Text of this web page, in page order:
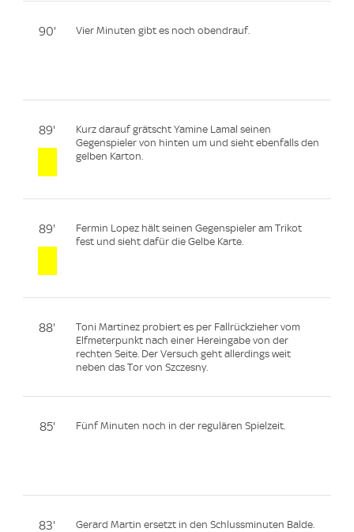
90' Vier Minuten gibt es noch obendrauf.
89'
Kurz darauf grätscht Yamine Lamal seinen
Gegenspieler von hinten um und sieht ebenfalls den
gelben Karton.
89'
Fermin Lopez hält seinen Gegenspieler am Trikot
fest und sieht dafür die Gelbe Karte.
88'
Toni Martinez probiert es per Fallrückzieher vom
Elfmeterpunkt nach einer Hereingabe von der
rechten Seite. Der Versuch geht allerdings weit
neben das Tor von Szczesny.
85' Fünf Minuten noch in der regulären Spielzeit.
83' Gerard Martin ersetzt in den Schlussminuten Balde.